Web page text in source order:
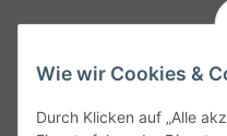
Wie wir Cookies &
Durch Klicken auf „Alle